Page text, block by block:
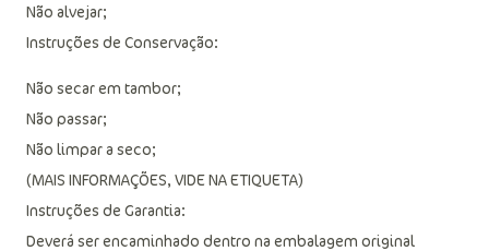
Não alvejar;
Instruções de Conservação:
Não secar em tambor;
Não passar;
Não limpar a seco;
(MAIS INFORMAÇÕES, VIDE NA ETIQUETA)
Instruções de Garantia:
Deverá ser encaminhado dentro na embalagem original